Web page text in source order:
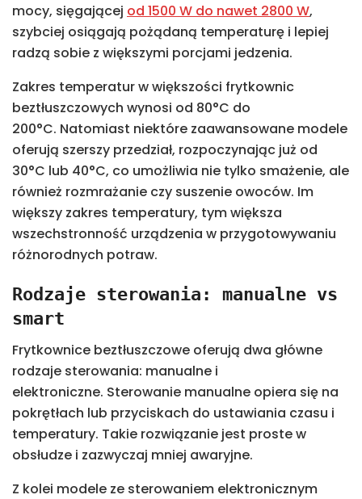
mocy, sięgającej od 1500 W do nawet 2800 W,
szybciej osiągają pożądaną temperaturę i lepiej
radzą sobie z większymi porcjami jedzenia.
Zakres temperatur w większości frytkownic
beztłuszczowych wynosi od 80°C do
200°C. Natomiast niektóre zaawansowane modele
oferują szerszy przedział, rozpoczynając już od
30°C lub 40°C, co umożliwia nie tylko smażenie, ale
również rozmrażanie czy suszenie owoców. Im
większy zakres temperatury, tym większa
wszechstronność urządzenia w przygotowywaniu
różnorodnych potraw.
Rodzaje sterowania: manualne vs
smart
Frytkownice beztłuszczowe oferują dwa główne
rodzaje sterowania: manualne i
elektroniczne. Sterowanie manualne opiera się na
pokrętłach lub przyciskach do ustawiania czasu i
temperatury. Takie rozwiązanie jest proste w
obsłudze i zazwyczaj mniej awaryjne.
Z kolei modele ze sterowaniem elektronicznym